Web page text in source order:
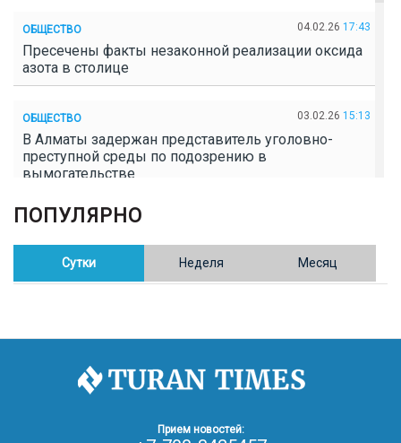
ОБЩЕСТВО 04.02.26 17:43
Пресечены факты незаконной реализации оксида
азота в столице
ОБЩЕСТВО 03.02.26 15:13
В Алматы задержан представитель уголовно-
преступной среды по подозрению в
вымогательстве
ОБЩЕСТВО
Полицейские пресекли незаконное выращивание
конопли в Таразе
Казахстан возглавил Договор о зоне, свободной от
8 тыс. жителей Степногорска получили перерасчёт
ПОПУЛЯРНО
Сутки Неделя Месяц
Прием новостей: